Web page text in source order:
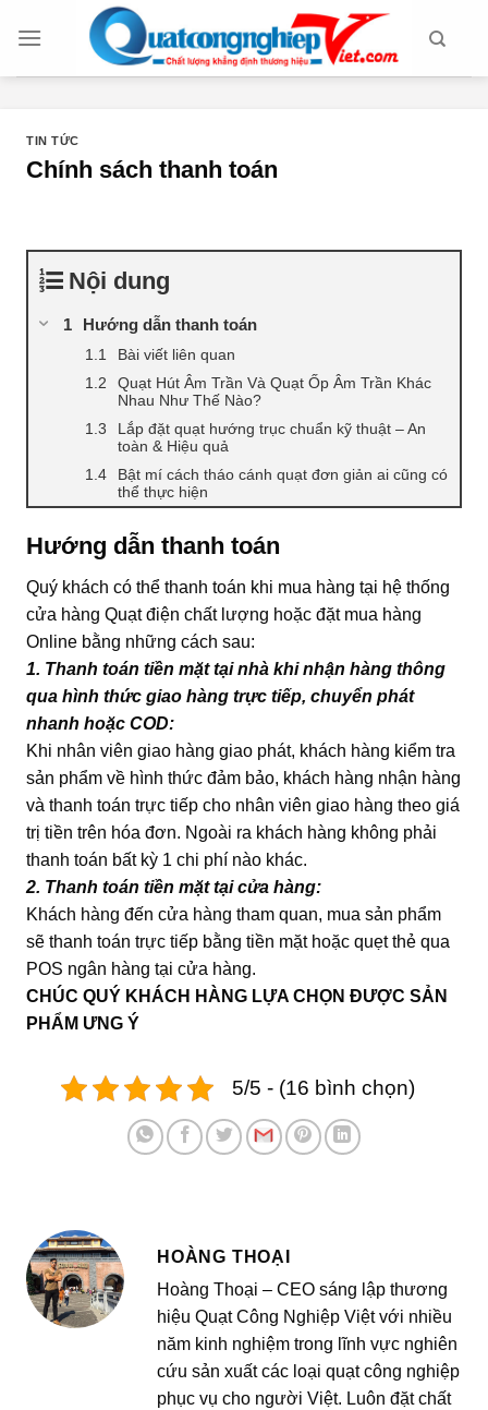
đến
TIN TỨC
Chính sách thanh toán
Nội dung
Hướng dẫn thanh toán
Bài viết liên quan
Quạt Hút Âm Trần Và Quạt Ốp Âm Trần Khác
Nhau Như Thế Nào?
Lắp đặt quạt hướng trục chuẩn kỹ thuật – An
toàn & Hiệu quả
Bật mí cách tháo cánh quạt đơn giản ai cũng có
thể thực hiện
Hướng dẫn thanh toán
Quý khách có thể thanh toán khi mua hàng tại hệ thống
cửa hàng Quạt điện chất lượng hoặc đặt mua hàng
Online bằng những cách sau:
1. Thanh toán tiền mặt tại nhà khi nhận hàng thông
qua hình thức giao hàng trực tiếp, chuyển phát
nhanh hoặc COD:
Khi nhân viên giao hàng giao phát, khách hàng kiểm tra
sản phẩm về hình thức đảm bảo, khách hàng nhận hàng
và thanh toán trực tiếp cho nhân viên giao hàng theo giá
trị tiền trên hóa đơn. Ngoài ra khách hàng không phải
thanh toán bất kỳ 1 chi phí nào khác.
2. Thanh toán tiền mặt tại cửa hàng:
Khách hàng đến cửa hàng tham quan, mua sản phẩm
sẽ thanh toán trực tiếp bằng tiền mặt hoặc quẹt thẻ qua
POS ngân hàng tại cửa hàng.
CHÚC QUÝ KHÁCH HÀNG LỰA CHỌN ĐƯỢC SẢN
PHẨM ƯNG Ý
5/5 - (16 bình chọn)
HOÀNG THOẠI
Hoàng Thoại – CEO sáng lập thương
hiệu Quạt Công Nghiệp Việt với nhiều
năm kinh nghiệm trong lĩnh vực nghiên
cứu sản xuất các loại quạt công nghiệp
phục vụ cho người Việt. Luôn đặt chất